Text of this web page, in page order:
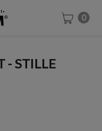
0
- STILLE